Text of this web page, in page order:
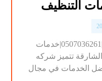
شركة تنظيف في الشارقة |0507036261|خدمات
تتميز شركه
الخدمات في مجال